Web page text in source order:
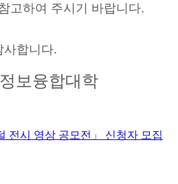
고하여 주시기 바랍니다.
사합니다.
보융합대학
전시 영상 공모전」 신청자 모집